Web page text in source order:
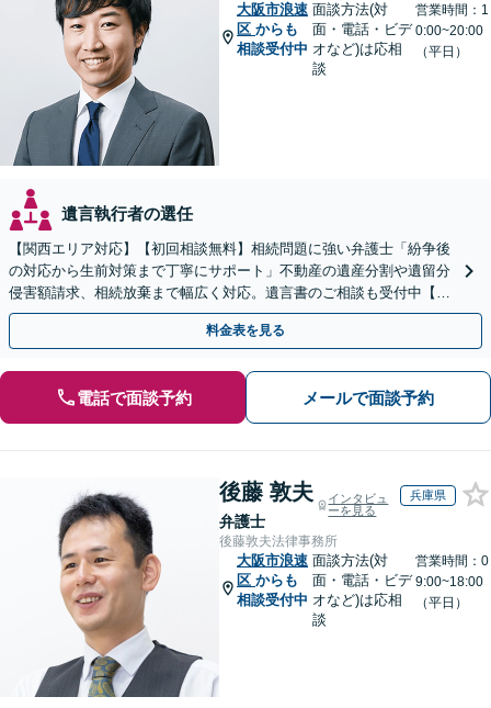
大阪市浪速
区 からも
相談受付中
面談方法(対
面・電話・ビデ
オなど)は応相
談
営業時間：1
0:00~20:00
（平日）
遺言執行者の選任
【関西エリア対応】【初回相談無料】相続問題に強い弁護士「紛争後
の対応から生前対策まで丁寧にサポート」不動産の遺産分割や遺留分
侵害額請求、相続放棄まで幅広く対応。遺言書のご相談も受付中【夜
間・休日面談可】【WEB面談】【完全個室】
料金表を見る
電話で面談予約 メールで面談予約
後藤 敦夫
弁護士
インタビュ
ーを見る
兵庫県
後藤敦夫法律事務所
大阪市浪速
区 からも
相談受付中
面談方法(対
面・電話・ビデ
オなど)は応相
談
営業時間：0
9:00~18:00
（平日）